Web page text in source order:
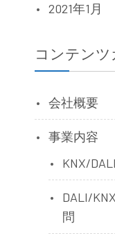
2021年1月
コンテンツ
会社概要
事業内容
KNX/
DALI/
問